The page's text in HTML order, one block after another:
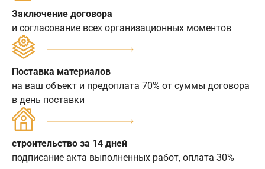
Заключение договора
и согласование всех организационных моментов
Поставка материалов
на ваш объект и предоплата 70% от суммы договора
в день поставки
строительство за 14 дней
подписание акта выполненных работ, оплата 30%